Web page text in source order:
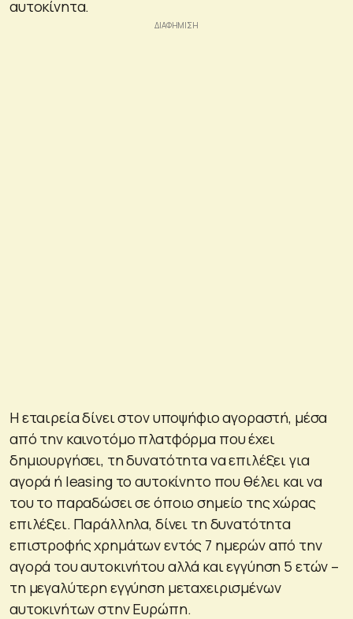
αυτοκίνητα.
Η εταιρεία δίνει στον υποψήφιο αγοραστή, μέσα
από την καινοτόμο πλατφόρμα που έχει
δημιουργήσει, τη δυνατότητα να επιλέξει για
αγορά ή leasing το αυτοκίνητο που θέλει και να
του το παραδώσει σε όποιο σημείο της χώρας
επιλέξει. Παράλληλα, δίνει τη δυνατότητα
επιστροφής χρημάτων εντός 7 ημερών από την
αγορά του αυτοκινήτου αλλά και εγγύηση 5 ετών –
τη μεγαλύτερη εγγύηση μεταχειρισμένων
αυτοκινήτων στην Ευρώπη.